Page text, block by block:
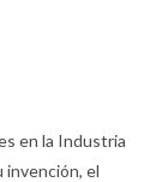
en la Industria
invención, el